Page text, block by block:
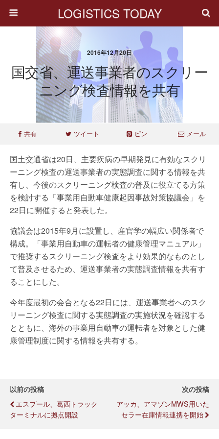
LOGISTICS TODAY
2016年12月20日
国交省、運送事業者のスクリー
ニング検査情報を共有
共有 ツイート ピン メール
国土交通省は20日、主要疾病の早期発見に有効なスクリ
ーニング検査の運送事業者の実態調査に関する情報を共
有し、今後のスクリーニング検査の普及に役立てる方策
を検討する「事業用自動車健康起因事故対策協議会」を
22日に開催すると発表した。
協議会は2015年9月に設置し、産官学の幅広い関係者で
構成。「事業用自動車の運転者の健康管理マニュアル」
で推奨するスクリーニング検査をより効果的なものとし
て普及させるため、運送事業者の実態調査情報を共有す
ることにした。
今年度最初の会合となる22日には、運送事業者へのスク
リーニング検査に関する実態調査の実施状況を確認する
とともに、海外の事業用自動車の運転者を対象とした健
康管理制度に関する情報を共有する。
以前の投稿
エスプール、葛西トラック
ターミナルに拠点開設
次の投稿
アッカ、アマゾンMWS用いた
セラー在庫情報連携を開始